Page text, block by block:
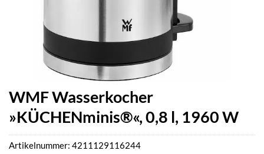
WMF Wasserkocher
»KÜCHENminis®«, 0,8 l, 1960 W
Artikelnummer: 4211129116244